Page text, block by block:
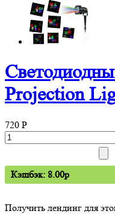
Projection
720 P
Кэшбэк: 8.00p
Получить лендинг для